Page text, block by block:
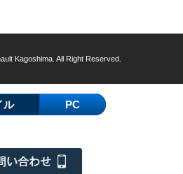
Kagoshima. All Right Reserved.
ル PC